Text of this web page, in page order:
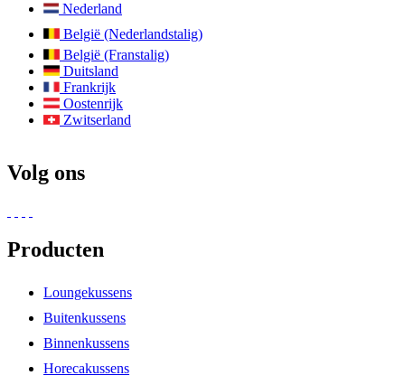
Nederland
België (Nederlandstalig)
België (Franstalig)
Duitsland
Frankrijk
Oostenrijk
Zwitserland
Volg ons
Producten
Loungekussens
Buitenkussens
Binnenkussens
Horecakussens